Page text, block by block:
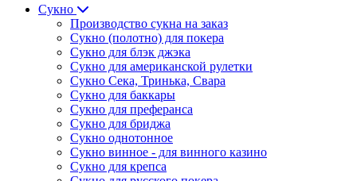
Сукно
Производство сукна на заказ
Сукно (полотно) для покера
Сукно для блэк джэка
Сукно для американской рулетки
Сукно Сека, Тринька, Свара
Сукно для баккары
Сукно для преферанса
Сукно для бриджа
Сукно однотонное
Сукно винное - для винного казино
Сукно для крепса